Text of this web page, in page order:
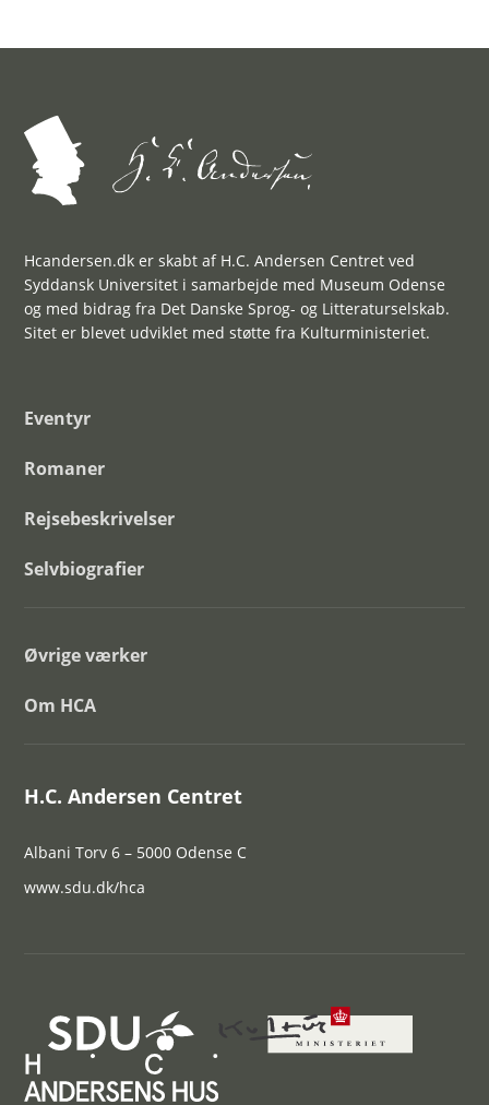
Hcandersen.dk er skabt af H.C. Andersen Centret ved
Syddansk Universitet i samarbejde med Museum Odense
og med bidrag fra Det Danske Sprog- og Litteraturselskab.
Sitet er blevet udviklet med støtte fra Kulturministeriet.
Eventyr
Romaner
Rejsebeskrivelser
Selvbiografier
Øvrige værker
Om HCA
H.C. Andersen Centret
Albani Torv 6 – 5000 Odense C
www.sdu.dk/hca